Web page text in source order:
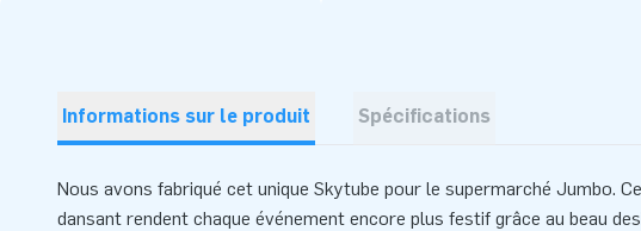
Informations sur le produit Spécifications
Nous avons fabriqué cet unique Skytube pour le supermarché Jumbo.
dansant rendent chaque événement encore plus festif grâce au beau